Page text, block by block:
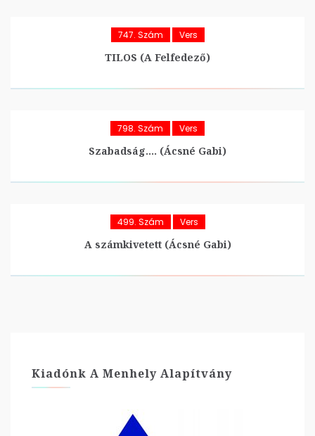
747. Szám Vers
TILOS (A Felfedező)
798. Szám Vers
Szabadság…. (Ácsné Gabi)
499. Szám Vers
A számkivetett (Ácsné Gabi)
Kiadónk A Menhely Alapítvány